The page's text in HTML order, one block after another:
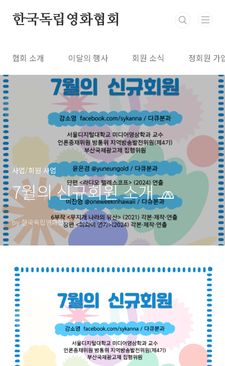
한국독립영화협회
협회 소개 이달의 행사 회원 소식 정회원 가
사업/회원 사업
7월의 신규회원 소개 🧢
by 한국독립영화협회 2024. 7. 24.